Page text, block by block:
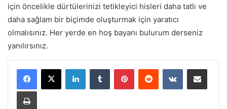
için öncelikle dürtülerinizi tetikleyici hisleri daha tatlı ve
daha sağlam bir biçimde oluşturmak için yaratıcı
olmalısınız. Her yerde en hoş bayanı bulurum derseniz
yanılırsınız.
LinkedInTumblr PinterestReddit VKontakteE-Posta ile paylaş
Yazdır